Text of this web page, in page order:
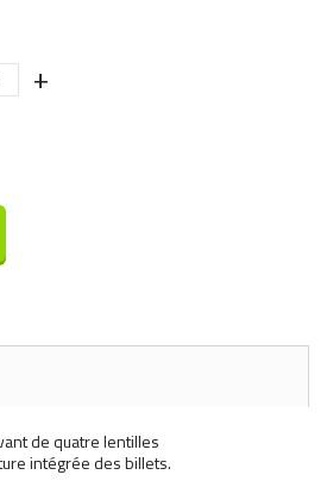
+
de quatre lentilles
intégrée des billets.